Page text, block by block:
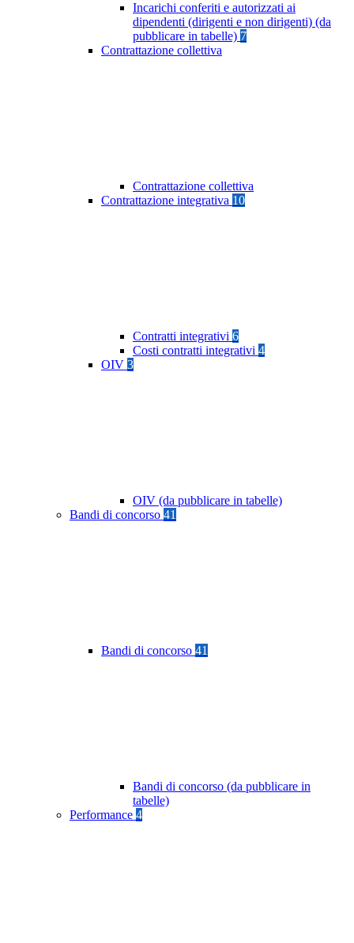
Incarichi conferiti e autorizzati ai
dipendenti (dirigenti e non dirigenti) (da
pubblicare in tabelle) 7
Contrattazione collettiva
Contrattazione collettiva
Contrattazione integrativa 10
Contratti integrativi 6
Costi contratti integrativi 4
OIV 3
OIV (da pubblicare in tabelle)
Bandi di concorso 41
Bandi di concorso 41
Bandi di concorso (da pubblicare in
tabelle)
Performance 4